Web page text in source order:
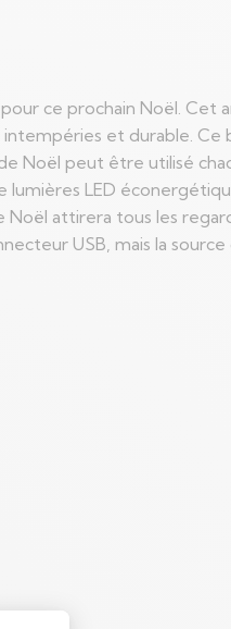
ce prochain Noël. Cet
intempéries et durable.
Noël peut être utilisé
LED
attirera tous les
USB, mais la